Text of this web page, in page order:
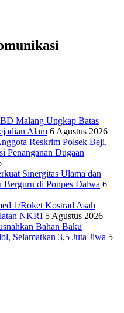
Malang Ungkap Batas
Alam 6 Agustus 2026
Reskrim Polsek Beji,
Penanganan Dugaan
Sinergitas Ulama dan
Berguru di Ponpes Dalwa 6
1/Roket Kostrad Asah
NKRI 5 Agustus 2026
Bahan Baku
Selamatkan 3,5 Juta Jiwa 5